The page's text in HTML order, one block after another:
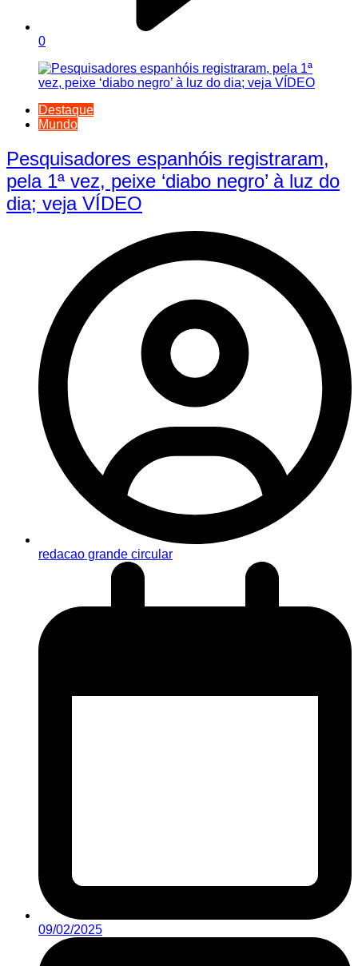
0
Destaque
Mundo
Pesquisadores espanhóis registraram,
pela 1ª vez, peixe ‘diabo negro’ à luz do
dia; veja VÍDEO
redacao grande circular
09/02/2025